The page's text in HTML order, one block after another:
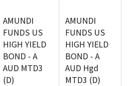
AMUNDI
FUNDS US
HIGH YIELD
BOND - A
AUD MTD3
(D)
AMUNDI
FUNDS US
HIGH YIELD
BOND - A
AUD Hgd
MTD3 (D)